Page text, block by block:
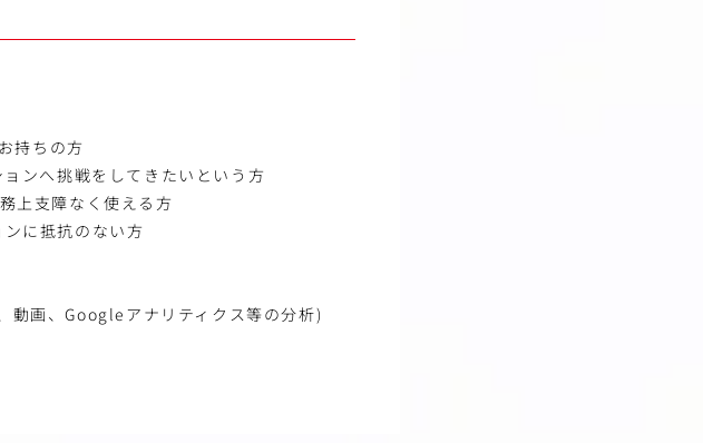
持ちの方
ンへ挑戦をしてきたいという方
上支障なく使える方
に抵抗のない方
動画、Googleアナリティクス等の分析)